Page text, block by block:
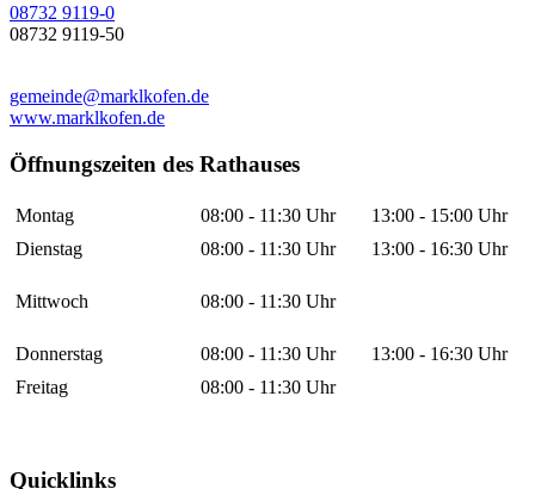
08732 9119-0
08732 9119-50
gemeinde@marklkofen.de
www.marklkofen.de
Öffnungszeiten des Rathauses
Montag 08:00 - 11:30 Uhr
13:00 - 15:00 Uhr
Dienstag
08:00 - 11:30 Uhr 13:00 - 16:30 Uhr
Mittwoch 08:00 - 11:30 Uhr
Donnerstag 08:00 - 11:30 Uhr
13:00 - 16:30 Uhr
Freitag
08:00 - 11:30 Uhr
Quicklinks